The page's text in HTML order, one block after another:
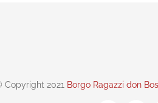
Copyright 2021 Borgo Ragazzi don